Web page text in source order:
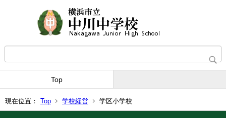
Top
現在位置： Top 学校経営 学区小学校